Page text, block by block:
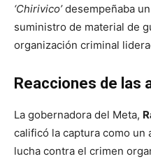
‘Chirivico’desempeñaba
suministro de material de
organización criminal
Reacciones de las
La gobernadora del Meta,
calificó la captura como un
lucha contra el crimen